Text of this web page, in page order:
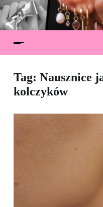
Tag: Nausznice
kolczyków